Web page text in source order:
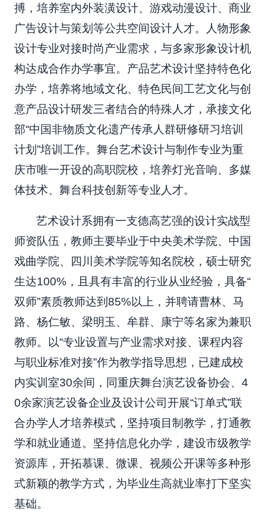
搏，培养室内外装潢设计、游戏动漫设计、商业
广告设计与策划等公共空间设计人才。人物形象
设计专业对接时尚产业需求，与多家形象设计机
构达成合作办学事宜。产品艺术设计坚持特色化
办学，培养将地域文化、特色民间工艺文化与创
意产品设计研发三者结合的特殊人才，承接文化
部“中国非物质文化遗产传承人群研修研习培训
计划”培训工作。舞台艺术设计与制作专业为重
庆市唯一开设的高职院校，培养灯光音响、多媒
体技术、舞台科技创新等专业人才。
艺术设计系拥有一支德高艺强的设计实战型
师资队伍，教师主要毕业于中央美术学院、中国
戏曲学院、四川美术学院等知名院校，硕士研究
生达100%，且具有丰富的行业从业经验，具备“
双师”素质教师达到85%以上，并聘请曹林、马
路、杨仁敏、梁明玉、牟群、康宁等名家为兼职
教师。以“专业设置与产业需求对接、课程内容
与职业标准对接”作为教学指导思想，已建成校
内实训室30余间，同重庆舞台演艺设备协会、4
0余家演艺设备企业及设计公司开展“订单式”联
合办学人才培养模式，坚持项目制教学，打通教
学和就业通道。坚持信息化办学，建设市级教学
资源库，开拓慕课、微课、视频公开课等多种形
式新颖的教学方式，为毕业生高就业率打下坚实
基础。